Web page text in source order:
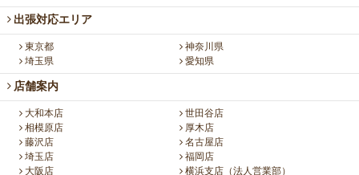
出張対応エリア
東京都
神奈川県
埼玉県
愛知県
店舗案内
大和本店
世田谷店
相模原店
厚木店
藤沢店
名古屋店
埼玉店
福岡店
大阪店
横浜支店（法人営業部）